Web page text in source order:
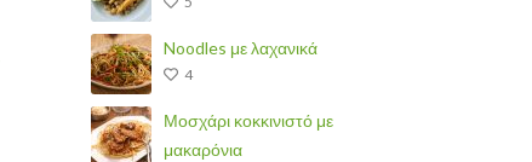
Noodles με λαχανικά
4
Μοσχάρι κοκκινιστό με
μακαρόνια